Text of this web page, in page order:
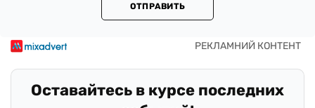
ОТПРАВИТЬ
Оставайтесь в курсе последних